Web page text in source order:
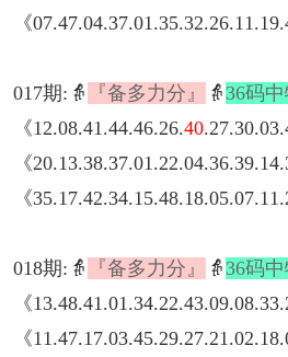
《
017期:👵 『备多力分』 👵 36码
《12.08.41.44.46.26.40
《
《
018期:👵 『备多力分』 👵 36码
《
《